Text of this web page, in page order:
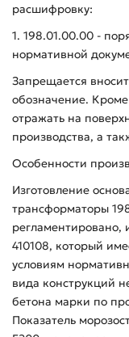
расшифровку:
1. 198.01.00.00 -
нормативной
Запрещается
обозначение.
отражать на
производства, а
Особенности
Изготовление
трансформаторы
регламентировано,
410108, который
условиям
вида конструкций
бетона марки по
Показатель